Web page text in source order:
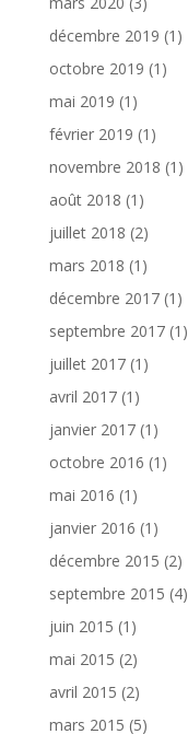
décembre 2019 (1)
octobre 2019 (1)
mai 2019 (1)
février 2019 (1)
novembre 2018 (1)
août 2018 (1)
juillet 2018 (2)
mars 2018 (1)
décembre 2017(1)
septembre 2017(1)
juillet 2017(1)
avril 2017(1)
janvier 2017(1)
octobre 2016 (1)
mai 2016 (1)
janvier 2016 (1)
décembre 2015 (2)
septembre 2015 (4)
juin 2015 (1)
mai 2015 (2)
avril 2015 (2)
mars 2015 (5)